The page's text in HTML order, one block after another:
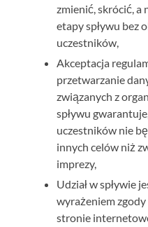
zmienić, skrócić, a
etapy spływu bez
uczestników,
Akceptacja
przetwarzanie
związanych z
spływu
uczestników nie
innych celów niż
imprezy,
Udział w spływie
wyrażeniem
stronie